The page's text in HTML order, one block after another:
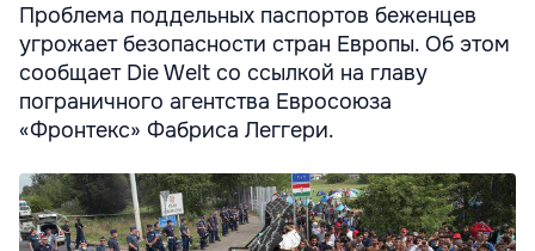
Проблема поддельных паспортов беженцев
угрожает безопасности стран Европы. Об этом
сообщает Die Welt со ссылкой на главу
пограничного агентства Евросоюза
«Фронтекс» Фабриса Леггери.